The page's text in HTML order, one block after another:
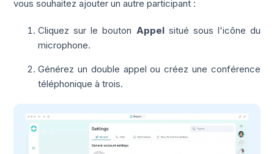
vous souhaitez ajouter un autre participant :
Cliquez sur le bouton Appelsitué sous l'icône du
microphone.
Générez un double appel ou créez une conférence
téléphonique à trois.